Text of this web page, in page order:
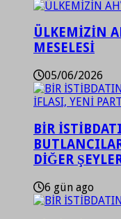
ÜLKEMİZİN
MESELESİ
05/06/2026
BİR
DİĞER
6 gün ago